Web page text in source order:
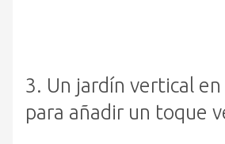
3. Un jardín vertical
para añadir un toque